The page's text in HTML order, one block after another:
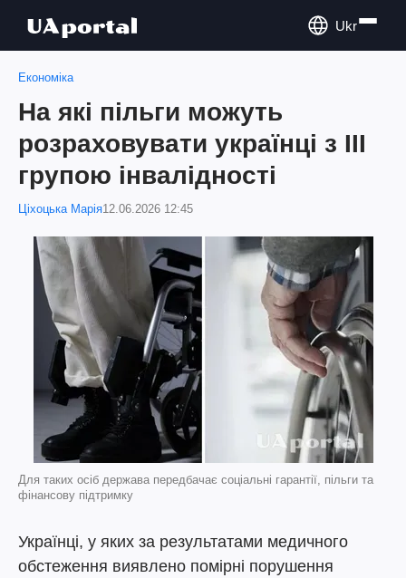
Ukr
Економіка
На які пільги можуть
розраховувати українці з ІІІ
групою інвалідності
Ціхоцька Марія12.06.2026 12:45
Для таких осіб держава передбачає соціальні гарантії, пільги та
фінансову підтримку
Українці, у яких за результатами медичного
обстеження виявлено помірні порушення